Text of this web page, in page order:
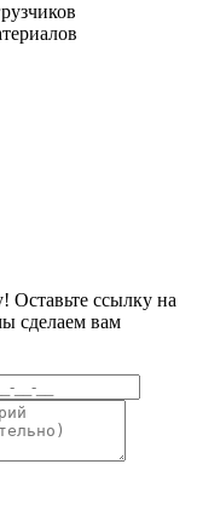
ссылку на
сделаем вам